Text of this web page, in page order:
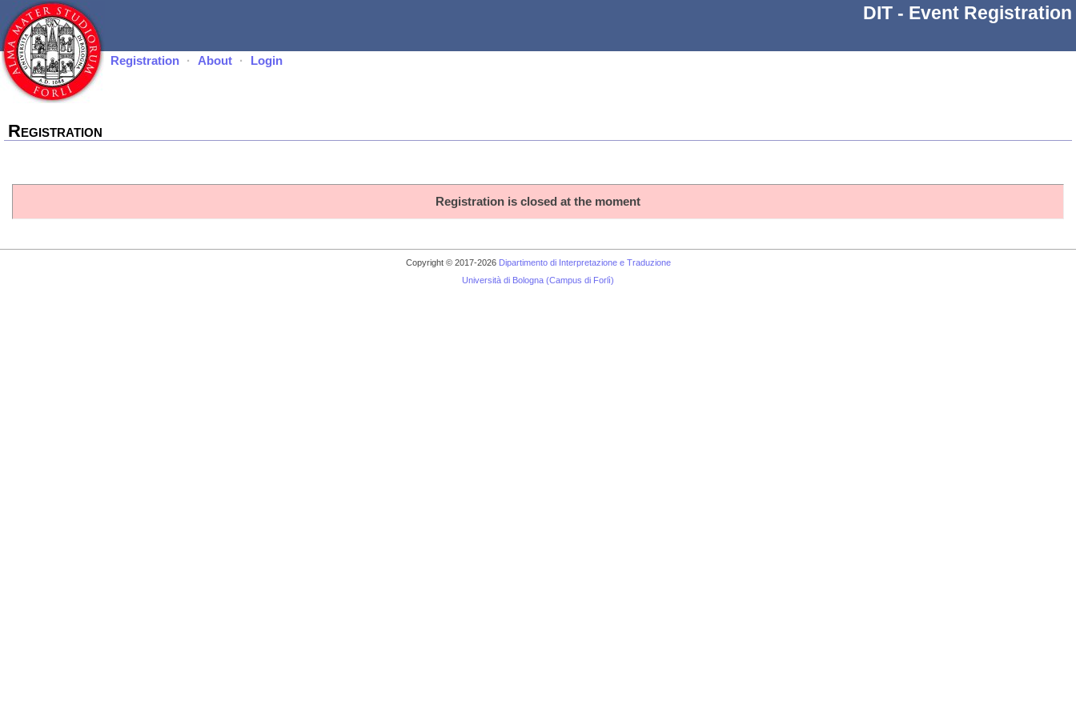
DIT - Event Registration
Registration · About · Login
Registration
Registration is closed at the moment
Copyright © 2017-2026 Dipartimento di Interpretazione e Traduzione
Università di Bologna (Campus di Forlì)